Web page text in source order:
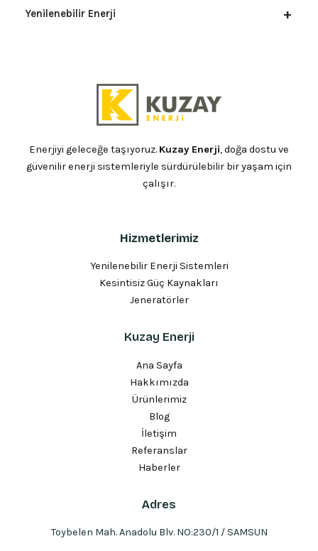
+
Yenilenebilir Enerji
Enerjiyi geleceğe taşıyoruz. Kuzay Enerji, doğa dostu ve
güvenilir enerji sistemleriyle sürdürülebilir bir yaşam için
çalışır.
Hizmetlerimiz
Yenilenebilir Enerji Sistemleri
Kesintisiz Güç Kaynakları
Jeneratörler
Kuzay Enerji
Ana Sayfa
Hakkımızda
Ürünlerimiz
Blog
İletişim
Referanslar
Haberler
Adres
Toybelen Mah. Anadolu Blv. NO:230/1 / SAMSUN